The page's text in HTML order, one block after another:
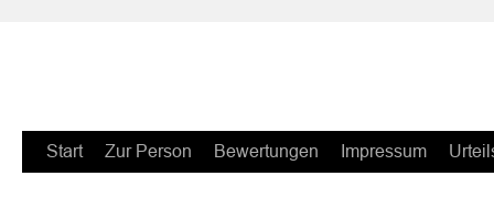
Zum
Start Zur Person Bewertungen Impressum